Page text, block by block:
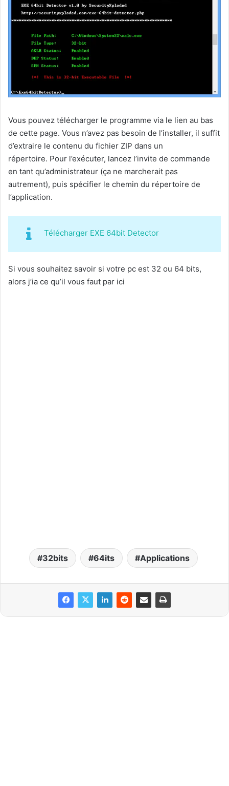
Vous pouvez télécharger le programme via le lien au bas
de cette page. Vous n’avez pas besoin de l’installer, il suffit
d’extraire le contenu du fichier ZIP dans un
répertoire. Pour l’exécuter, lancez l’invite de commande
en tant qu’administrateur (ça ne marcherait pas
autrement), puis spécifier le chemin du répertoire de
l’application.
Télécharger EXE 64bit Detector
Si vous souhaitez savoir si votre pc est 32 ou 64 bits,
alors j’ia ce qu’il vous faut par ici
32bits 64its Applications